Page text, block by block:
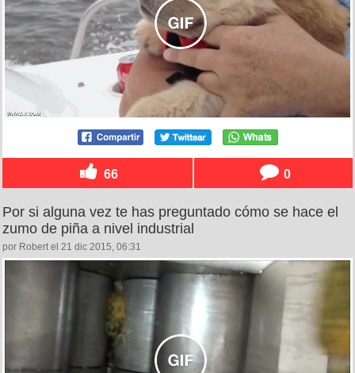
66 0
Por si alguna vez te has preguntado cómo se hace el
zumo de piña a nivel industrial
por Robert el 21 dic 2015, 06:31